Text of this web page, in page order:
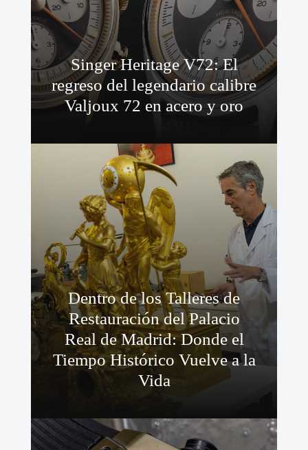
Singer Heritage V72: El
regreso del legendario calibre
Valjoux 72 en acero y oro
Dentro de los Talleres de
Restauración del Palacio
Real de Madrid: Donde el
Tiempo Histórico Vuelve a la
Vida